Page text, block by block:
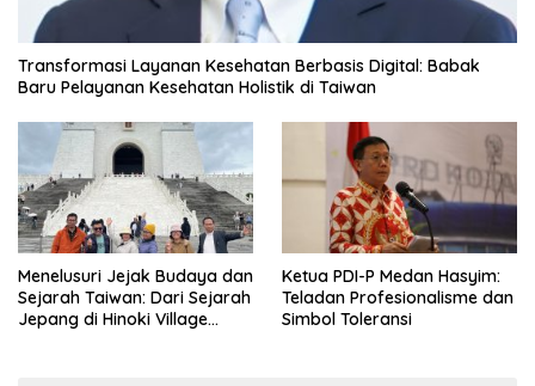
Transformasi Layanan Kesehatan Berbasis Digital: Babak
Baru Pelayanan Kesehatan Holistik di Taiwan
Menelusuri Jejak Budaya dan
Sejarah Taiwan: Dari Sejarah
Jepang di Hinoki Village
Ketua PDI-P Medan Hasyim:
Teladan Profesionalisme dan
Simbol Toleransi